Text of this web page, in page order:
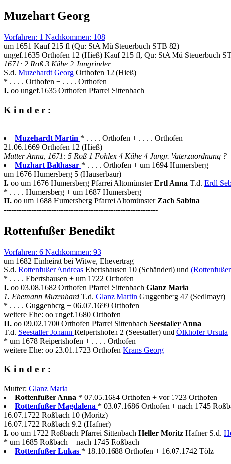
Muzehart Georg
Vorfahren: 1 Nachkommen: 108
um 1651 Kauf 215 fl (Qu: StA Mü Steuerbuch STB 82)
ungef.1635 Orthofen 12 (Hieß) Kauf 215 fl, Qu: StA Mü Steuerbuch
1671: 2 Roß 3 Kühe 2 Jungrinder
S.d. Muzehardt Georg Orthofen 12 (Hieß)
* . . . . Orthofen + . . . . Orthofen
I. oo ungef.1635 Orthofen Pfarrei Sittenbach
K i n d e r :
Muzehardt Martin * . . . . Orthofen + . . . . Orthofen
21.06.1669 Orthofen 12 (Hieß)
Mutter Anna, 1671: 5 Roß 1 Fohlen 4 Kühe 4 Jungr. Vaterzuordnung ?
Muzhart Balthasar * . . . . Orthofen + um 1694 Humersberg
um 1676 Humersberg 5 (Hauserbaur)
I. oo um 1676 Humersberg Pfarrei AltomünsterErtl Anna T.d. Erdl
* . . . . Humersberg + um 1687 Humersberg
II. oo um 1688 Humersberg Pfarrei Altomünster Zach Sabina
--------------------------------------------------------------
Rottenfußer Benedikt
Vorfahren: 6 Nachkommen: 93
um 1682 Einheirat bei Witwe, Ehevertrag
S.d. Rottenfußer Andreas Ebertshausen 10 (Schänderl) und
* . . . . Ebertshausen + um 1722 Orthofen
I. oo 03.08.1682 Orthofen Pfarrei Sittenbach Glanz Maria
1. Ehemann Muzenhard T.d. Glanz Martin Guggenberg 47 (Sedlmayr)
* . . . . Guggenberg + 06.07.1699 Orthofen
weitere Ehe: oo ungef.1680 Orthofen
II. oo 09.02.1700 Orthofen Pfarrei Sittenbach Seestaller Anna
T.d. Seestaller Johann Reipertshofen 2 (Seestaller) und Ölkhofer Ursula
* um 1678 Reipertshofen + . . . . Orthofen
weitere Ehe: oo 23.01.1723 Orthofen Krans Georg
K i n d e r :
Mutter: Glanz Maria
Rottenfußer Anna * 07.05.1684 Orthofen + vor 1723 Orthofen
Rottenfußer Magdalena * 03.07.1686 Orthofen + nach 1745
16.07.1722 Roßbach 10 (Moritz)
16.07.1722 Roßbach 9.2 (Hafner)
I. oo um 1722 Roßbach Pfarrei Sittenbach Heller Moritz Hafner S.d.
* um 1685 Roßbach + nach 1745 Roßbach
Rottenfußer Lukas * 18.10.1688 Orthofen + 16.07.1742 Tölz